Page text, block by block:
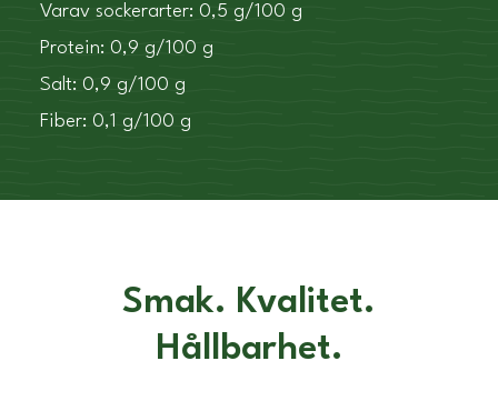
Varav sockerarter: 0,5 g/100 g
Protein: 0,9 g/100 g
Salt: 0,9 g/100 g
Fiber: 0,1 g/100 g
Smak. Kvalitet.
Hållbarhet.